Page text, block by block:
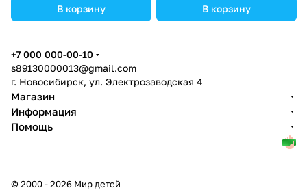
(№1146-0-1_02) цвета в
ассортименте.
В корзину
(№1148-4-1_02) цвета в
ассортименте.
В корзину
+7 000 000-00-10
s89130000013@gmail.com
г. Новосибирск, ул. Электрозаводская 4
Магазин
Информация
Помощь
© 2000 - 2026 Мир детей